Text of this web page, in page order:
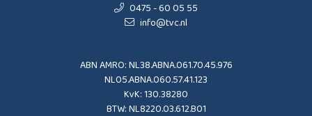
0475 - 60 05 55
info@tvc.nl
ABN AMRO: NL38.ABNA.061.70.45.976
NL05.ABNA.060.57.41.123
KvK: 130.38280
BTW: NL8220.03.612.B01